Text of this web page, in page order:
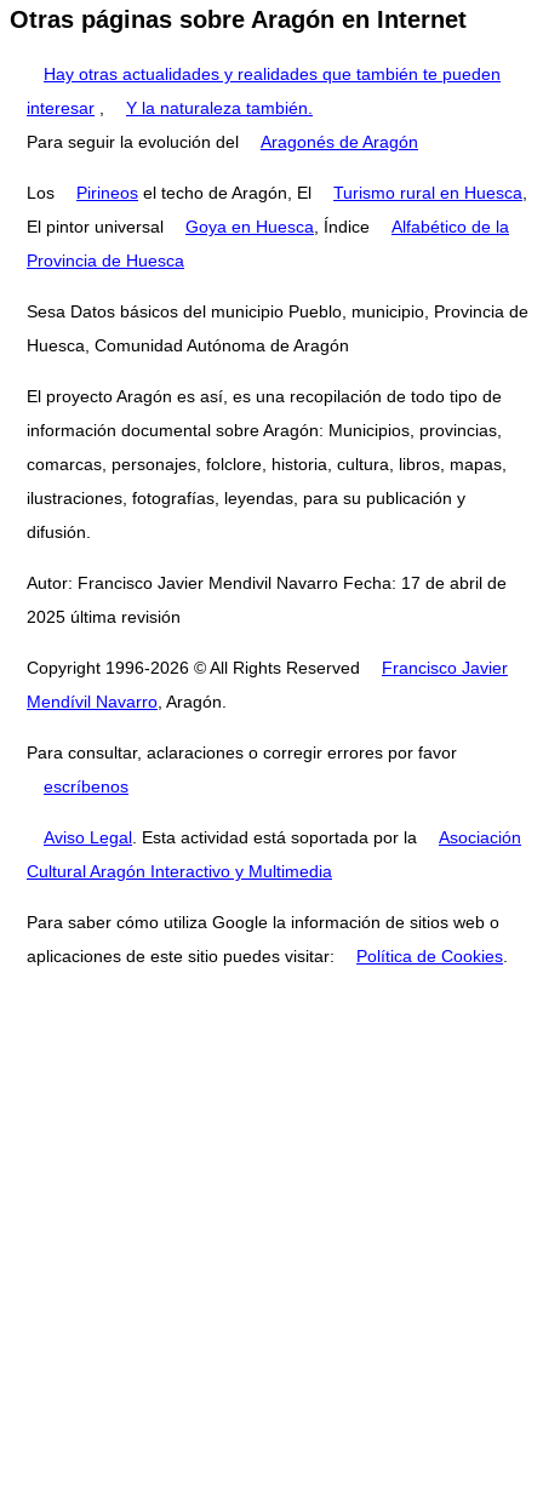
Otras páginas sobre Aragón en Internet
Hay otras actualidades y realidades que también te pueden
interesar
Y la naturaleza también.
Para seguir la evolución del
Aragonés de Aragón
Los Pirineos el techo de Aragón, El Turismo rural en Huesca
El pintor universal
Goya en Huesca , Índice
Alfabético de la
Provincia de Huesca
Sesa Datos básicos del municipio Pueblo, municipio, Provincia de
Huesca, Comunidad Autónoma de Aragón
El proyecto Aragón es así, es una recopilación de todo tipo de
información documental sobre Aragón: Municipios, provincias,
comarcas, personajes, folclore, historia, cultura, libros, mapas,
ilustraciones, fotografías, leyendas, para su publicación y
difusión.
Autor: Francisco Javier Mendivil Navarro Fecha: 17 de abril de
2025 última revisión
Copyright 1996-2026 © All Rights Reserved
Francisco Javier
Mendívil Navarro , Aragón.
Para consultar, aclaraciones o corregir errores por favor
escríbenos
Aviso Legal . Esta actividad está soportada por la
Asociación
Cultural Aragón Interactivo y Multimedia
Para saber cómo utiliza Google la información de sitios web o
aplicaciones de este sitio puedes visitar:
Política de Cookies